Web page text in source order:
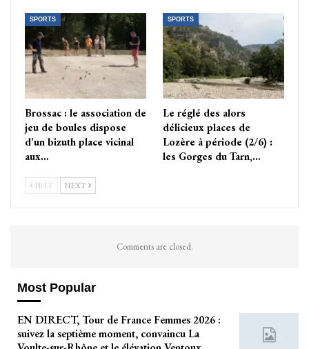
SPORTS
Brossac : le association de
jeu de boules dispose
d’un bizuth place vicinal
aux…
SPORTS
Le réglé des alors
délicieux places de
Lozère à période (2/6) :
les Gorges du Tarn,…
PREV NEXT
Comments are closed.
Most Popular
EN DIRECT, Tour de France Femmes 2026 :
suivez la septième moment, convaincu La